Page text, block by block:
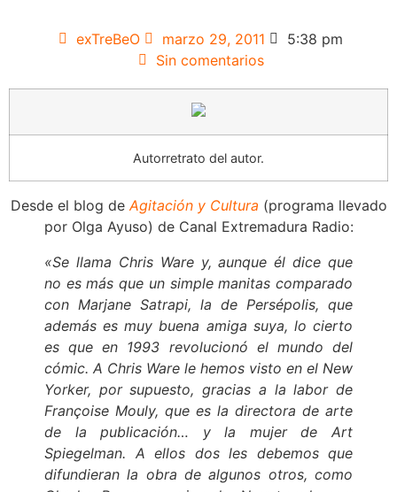
exTreBeO marzo 29, 2011
5:38 pm
Sin comentarios
Autorretrato del autor.
Desde el blog de Agitación y Cultura (programa llevado
por Olga Ayuso) de Canal Extremadura Radio:
«Se llama Chris Ware y, aunque él dice que
no es más que un simple manitas comparado
con Marjane Satrapi, la de Persépolis, que
además es muy buena amiga suya, lo cierto
es que en 1993 revolucionó el mundo del
cómic. A Chris Ware le hemos visto en el New
Yorker, por supuesto, gracias a la labor de
Françoise Mouly, que es la directora de arte
de la publicación… y la mujer de Art
Spiegelman. A ellos dos les debemos que
difundieran la obra de algunos otros, como